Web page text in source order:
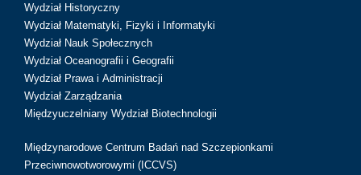
Wydział Historyczny
Wydział Matematyki, Fizyki i Informatyki
Wydział Nauk Społecznych
Wydział Oceanografii i Geografii
Wydział Prawa i Administracji
Wydział Zarządzania
Międzyuczelniany Wydział Biotechnologii
Międzynarodowe Centrum Badań nad Szczepionkami
Przeciwnowotworowymi (ICCVS)